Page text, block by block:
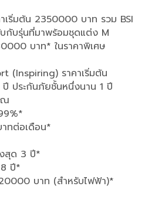
เริ่มต้น 2350000 บาท รวม BSI
บกับรุ่นที่มาพร้อมชุดแต่ง M
บาท* ในราคาพิเศษ
(Inspiring) ราคาเริ่มต้น
ประกันภัยชั้นหนึ่งนาน 1 ปี
ณ
ทต่อเดือน*
สุด 3 ปี*
ปี*
20000 บาท (สำหรับไฟฟ้า)*